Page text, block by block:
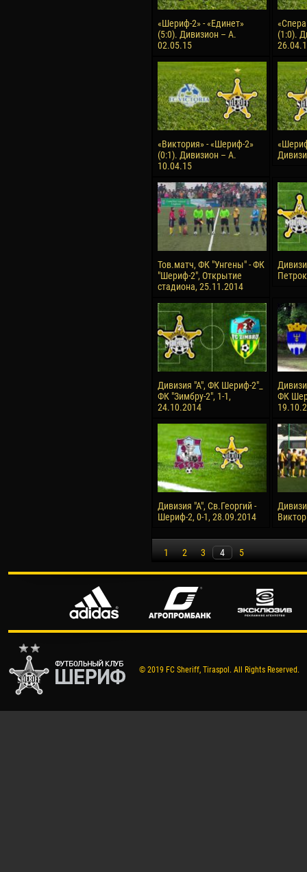
«Шериф-2» - «Единет»
(5:0). Дивизион – А.
02.05.15
(1:0).
«Виктория» - «Шериф-2»
(0:1). Дивизион – А.
10.04.15
Тов.матч, ФК "Унгены" - ФК
"Шериф-2", Открытие
стадиона, 25.11.2014
Дивизия "А", ФК Шериф-2"_
ФК "Зимбру-2", 1-1,
24.10.2014
ФК
Дивизия "А", Св.Георгий -
Шериф-2, 0-1, 28.09.2014
1 2 3 4 5
© 2019 FC Sheriff, Tiraspol. All Rights Reserved.